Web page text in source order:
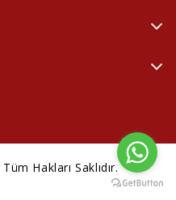
Hakları Saklıdır.